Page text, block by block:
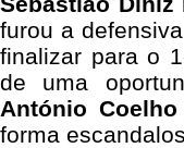
furou a
finalizar para o
de uma
António Coelho
forma